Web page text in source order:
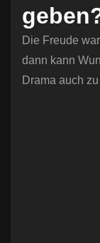
Die Freude
dann kann
Drama auch zu